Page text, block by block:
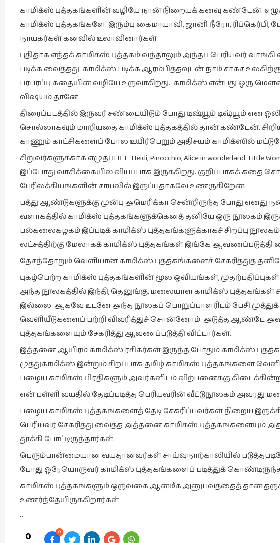
காமிக்ஸ் புத்தகங்களின் வழியே நான் நிறையக் கனவு கண்டேன்.
காமிக்ஸ் புத்தகங்களே. இரும்பு கைமாயாவி, ஜானி நீரோ,
நாயகர்கள் கனவில் உலாவினார்கள்
புதிதாக எந்தக் காமிக்ஸ் புத்தகம் வந்தாலும் அந்தப் பெரியவர்
படிக்க வைத்தது. காமிக்ஸ் படிக்க ஆரம்பித்தவுடன் நாம் சாகச
பரபரப்பு கதையின் வழியே உருவாகிறது. காமிக்ஸ் என்பது ஒரு
விஷயம் தானே.
திரைப்படத்தில் இருவர் சண்டையிடும் போது டிஷ்யூம் டிஷ்யூம் என
சொல்லாகவும் மாறியதை காமிக்ஸ் புத்தகத்தில் தான் கண்டேன்.
காணும் காட்சிகளைப் போல உயிர்பெறும் அதிசயம் காமிக்ஸில்
சிறுவர்களுக்காக எழுதப்பட்ட Heidi, Pinocchio, Alice in wonderland. Little
இப்போது வாசிக்கையில் வியப்பாக இருக்கிறது. குறிப்பாகக் கதை
பேரிலக்கியங்களின் சாயலில் இருப்பதாகவே உணருகிறேன்.
பத்து ஆண்டுகளுக்கு முன்பு அமெரிக்கா சென்றிருந்த போது எனது
வளாகத்தில் காமிக்ஸ் புத்தகங்களுக்கெனத் தனியே ஒரு நூலகம்
பல்கலைகழகம் இப்படிக் காமிக்ஸ் புத்தகங்களுக்காகச் சிறப்பு நூலகம்
லட்சத்திற்கு மேலாகக் காமிக்ஸ் புத்தகங்கள் இங்கே ஆவணப்படுத்தி
தேசந்தோறும் வெளியான காமிக்ஸ் புத்தகங்களைச் சேகரித்துத்
புகழ்பெற்ற காமிக்ஸ் புத்தகங்களின் மூல ஒவியங்கள்,
அந்த நூலகத்தில் இந்தி, தெலுங்கு, மலையாள காமிக்ஸ்
இல்லை. ஆகவே உடனே அந்த நூலகப் பொறுப்பாளரிடம் பேசி
வெளியீடுகளைப் பற்றி விவரித்துச் சொன்னோம். அடுத்த ஆண்டே
புத்தகங்களையும் சேகரித்து ஆவணப்படுத்தி விட்டார்கள்.
இத்தனை ஆயிரம் காமிக்ஸ் ரசிகர்கள் இருந்த போதும் காமிக்ஸ்
முத்துகாமிக்ஸ் இன்றும் சிறப்பாக தமிழ் காமிக்ஸ் புத்தகங்களை
பழைய காமிக்ஸ் பிரதிகளும் அவர்களிடம் விற்பனைக்கு
என் பள்ளி வயதில் தேடிப்படித்த பெரியவரின் வீட்டுநூலகம் அவரது
பழைய காமிக்ஸ் புத்தகங்களைத் தேடி சேகரிப்பவர்கள் நிறைய
பெரியவர் சேகரித்து வைத்த அத்தனை காமிக்ஸ் புத்தகங்களையும்
தூக்கி போட்டிருந்தார்கள்.
பெரும்பான்மையான வயதானவர்கள் சாய்வுநாற்காலியில்
போது ஒரேயொருவர் காமிக்ஸ் புத்தகங்களைப் படித்துக்
காமிக்ஸ் புத்தகங்களும் ஒருவகை ஆன்மீக அனுபவத்தைத் தான்
உணர்ந்தேயிருக்கிறார்கள்
••
0 0